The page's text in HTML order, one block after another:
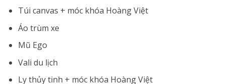
Túi canvas + móc khóa Hoàng Việt
Áo trùm xe
Mũ Ego
Vali du lịch
Ly thủy tinh + móc khóa Hoàng Việt